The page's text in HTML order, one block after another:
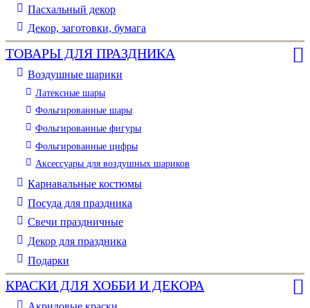
Пасхальный декор
Декор, заготовки, бумага
ТОВАРЫ ДЛЯ ПРАЗДНИКА
Воздушные шарики
Латексные шары
Фольгированные шары
Фольгированные фигуры
Фольгированные цифры
Аксессуары для воздушных шариков
Карнавальные костюмы
Посуда для праздника
Свечи праздничные
Декор для праздника
Подарки
КРАСКИ ДЛЯ ХОББИ И ДЕКОРА